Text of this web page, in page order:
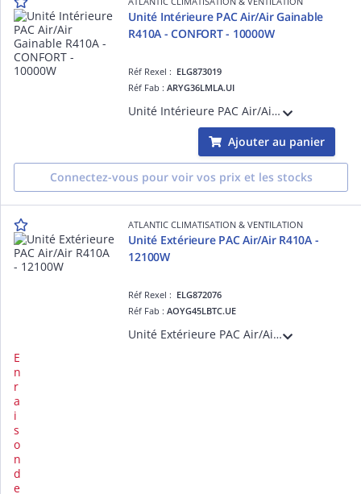
Unité Intérieure PAC Air/Air Gainable
R410A - CONFORT - 10000W
Réf Rexel : ELG873019
Réf Fab :ARYG36LMLA.UI
Unité Intérieure PAC Air/Air Gainable R410A - CONFORT - 10000W - Dc inverter - Confort acoustique - Discrétion - Pression statique réglable de 30 à 150 pa - Télécommande filaire
Ajouter au panier
Connectez-vous pour voir vos prix et les stocks
ATLANTIC CLIMATISATION & VENTILATION
Unité Extérieure PAC Air/Air R410A -
12100W
Réf Rexel : ELG872076
Réf Fab :AOYG45LBTC.UE
Unité Extérieure PAC Air/Air R410A - 12100W - Dc inverter - Compresseur double rotor - Alimentation monophasée 230 V
E
n
r
a
i
s
o
n
d
e